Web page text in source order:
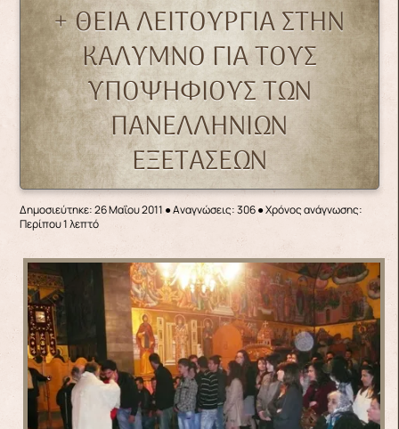
+ ΘΕΙΑ ΛΕΙΤΟΥΡΓΙΑ ΣΤΗΝ
ΚΑΛΥΜΝΟ ΓΙΑ ΤΟΥΣ
ΥΠΟΨΗΦΙΟΥΣ ΤΩΝ
ΠΑΝΕΛΛΗΝΙΩΝ
ΕΞΕΤΑΣΕΩΝ
Δημοσιεύτηκε: 26 Μαΐου 2011 ●Αναγνώσεις: 306● Χρόνος ανάγνωσης:
Περίπου 1 λεπτό